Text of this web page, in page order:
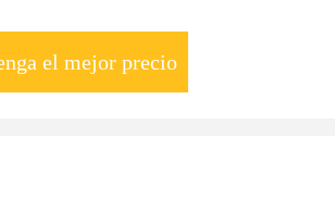
el mejor precio